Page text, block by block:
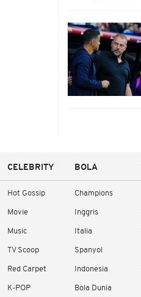
CELEBRITY
Hot Gossip
Movie
Music
TV Scoop
Red Carpet
K-POP
BOLA
Champions
Inggris
Italia
Spanyol
Indonesia
Bola Dunia